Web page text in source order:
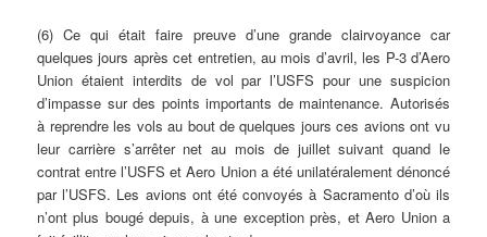
(6) Ce qui était faire preuve d’une grande clairvoyance car
quelques jours après cet entretien, au mois d’avril, les P-3 d’Aero
Union étaient interdits de vol par l’USFS pour une suspicion
d’impasse sur des points importants de maintenance. Autorisés
à reprendre les vols au bout de quelques jours ces avions ont vu
leur carrière s’arrêter net au mois de juillet suivant quand le
contrat entre l’USFS et Aero Union a été unilatéralement dénoncé
par l’USFS. Les avions ont été convoyés à Sacramento d’où ils
n’ont plus bougé depuis, à une exception près, et Aero Union a